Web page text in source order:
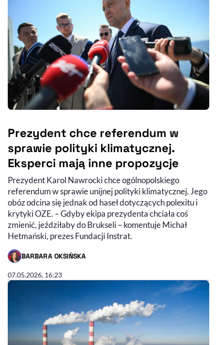
Prezydent chce referendum w
sprawie polityki klimatycznej.
Eksperci mają inne propozycje
Prezydent Karol Nawrocki chce ogólnopolskiego
referendum w sprawie unijnej polityki klimatycznej. Jego
obóz odcina się jednak od haseł dotyczących polexitu i
krytyki OZE. – Gdyby ekipa prezydenta chciała coś
zmienić, jeździłaby do Brukseli – komentuje Michał
Hetmański, prezes Fundacji Instrat.
BARBARA OKSIŃSKA
- AUTOR ARTYKUŁU - PROFIL
07.05.2026, 16:23